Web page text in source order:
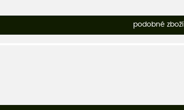
podobné zboží